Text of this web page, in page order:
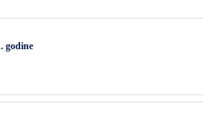
godine